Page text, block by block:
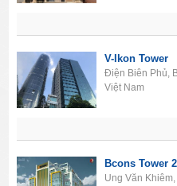
V-Ikon Tower
Điện Biên Phủ,
Việt Nam
Bcons Tower 2
Ung Văn